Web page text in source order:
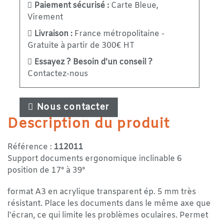
Paiement sécurisé : Carte Bleue,
Virement
Livraison : France métropolitaine -
Gratuite à partir de 300€ HT
Essayez ? Besoin d'un conseil ?
Contactez-nous
Nous contacter
Description du produit
Référence : 112011
Support documents ergonomique inclinable 6
position de 17° à 39°
format A3 en acrylique transparent ép. 5 mm très
résistant. Place les documents dans le même axe que
l'écran, ce qui limite les problèmes oculaires. Permet